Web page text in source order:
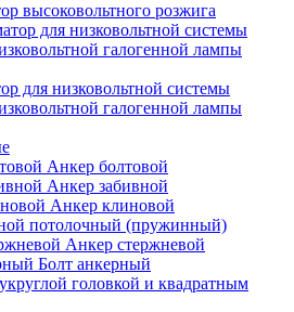
высоковольтного розжига
для низковольтной системы
галогенной лампы
Анкер болтовой
Анкер забивной
Анкер клиновой
потолочный (пружинный)
Анкер стержневой
Болт анкерный